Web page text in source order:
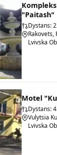
"Paitash"
Dystans:
Rakovets,
Lvivska
Motel
Dystans:
Vulytsia
Lvivska